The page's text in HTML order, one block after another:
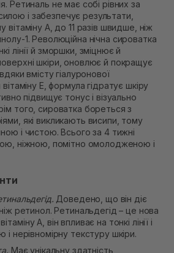
Ретиналь не має собі рівних за
і забезпечує результати,
вітаміну А, до 11 разів швидше, ніж
1. Революційна нічна сироватка
лінії й зморшки, зміцнює й
шкіри, оновлює й покращує
вмісту гіалуронової
Е, формула гідратує шкіру
підвищує тонус і візуально
того, сироватка бореться з
які викликають висипи, тому
і чистою. Всього за 4 тижні
ніжною, помітно омолодженою і
Доведено, що він діє
ретинол. Ретинальдегід – це нова
А, він впливає на тонкі лінії і
і нерівномірну текстуру шкіри.
Має унікальну здатність